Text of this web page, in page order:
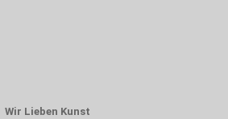
Wir Lieben Kunst